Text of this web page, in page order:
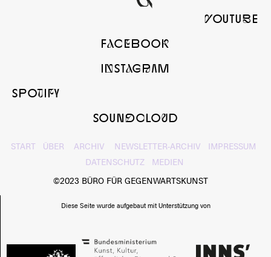
yOUTUbE
FaCeBOOk
InSTaGrAM
SPOtIfY
SOUNdcLOuD
START ÜBER ARCHIV NEWSLETTER-ARCHIV
IMPRESSUM
DATENSCHUTZ
MEDIEN
©2023 BÜRO FÜR GEGENWARTSKUNST
Diese Seite wurde aufgebaut mit Unterstützung von